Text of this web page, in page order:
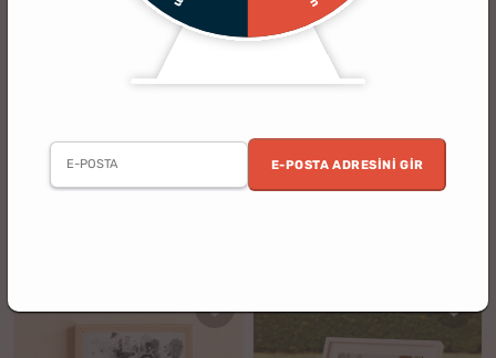
E-POSTA ADRESINI GIR
Çerçeve
Baskılı 30x40 Yapışkan Çerçeve